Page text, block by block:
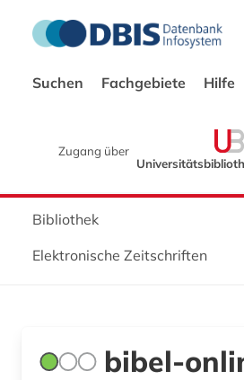
Suchen Fachgebiete Hilfe
Zugang über
Bibliothek
Elektronische Zeitschriften
bibel-